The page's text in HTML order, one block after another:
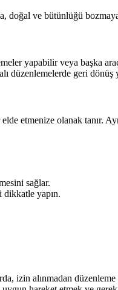
doğal ve bütünlüğü
yapabilir veya başka
düzenlemelerde geri dönüş
etmenize olanak tanır.
sağlar.
yapın.
izin alınmadan